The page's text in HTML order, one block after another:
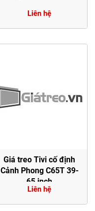
Liên hệ
Giá treo Tivi cố định
Cảnh Phong C65T 39-
65 inch
Liên hệ